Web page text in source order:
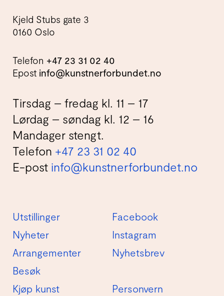
Kjeld Stubs gate 3
0160 Oslo
Telefon +47 23 31 02 40
Epost info@kunstnerforbundet.no
Tirsdag – fredag kl. 11 – 17
Lørdag – søndag kl. 12 – 16
Mandager stengt.
Telefon +47 23 31 02 40
E-post info@kunstnerforbundet.no
Utstillinger
Nyheter
Arrangementer
Besøk
Kjøp kunst
Facebook
Instagram
Nyhetsbrev
Personvern